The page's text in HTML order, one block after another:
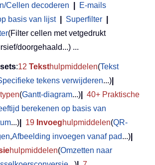
Cellen decoderen
E-mails
basis van lijst
Superfilter
(Filter cellen met vetgedrukt
doorgehaald...) ...
:12 Teksthulpmiddelen(Tekst
tekens verwijderen...)
typen(Gantt-diagram...)
40+ Praktische
berekenen op basis van
...) 19 Invoeghulpmiddelen(QR-
,Afbeelding invoegen vanaf pad...)
hulpmiddelen(Omzetten naar